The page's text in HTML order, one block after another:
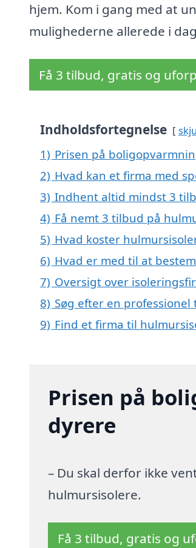
hjem. Kom i gang med at
mulighederne allerede i
Få 3 tilbud, gratis og
Indholdsfortegnelse
1) Prisen på
2) Hvad kan et firma med
3) Indhent altid mindst 3
4) Få nemt 3 tilbud på
5) Hvad koster
6) Hvad er med til at
7) Oversigt over
8) Søg efter en
9) Find et firma til
Prisen på
dyrere
– Du skal derfor ikke
hulmursisolere.
Få 3 tilbud, gratis og